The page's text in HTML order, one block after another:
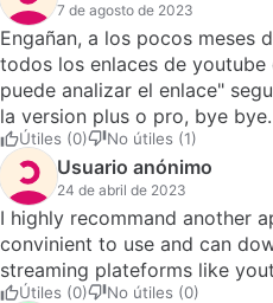
7 de agosto de 2023
Engañan, a los pocos meses
todos los enlaces de
puede analizar el enlace"
la version plus o pro, bye bye.
Útiles (0) No útiles (1)
Usuario anónimo
24 de abril de 2023
I highly recommand another
convinient to use and can
streaming plateforms like
Útiles (0) No útiles (0)